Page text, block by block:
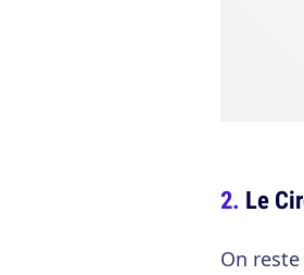
Le
On